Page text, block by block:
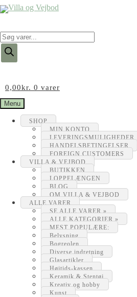
Products
search
0,00kr. 0 varer
Menu
SHOP
MIN KONTO
LEVERINGSMULIGHEDER
HANDELSBETINGELSER
FOREIGN CUSTOMERS
VILLA & VEJBOD
BUTIKKEN
LOPPELÆNGEN
BLOG
OM VILLA & VEJBOD
ALLE VARER
SE ALLE VARER »
ALLE KATEGORIER »
MEST POPULÆRE:
Belysning
Bogreolen
Diverse indretning
Glasartikler
Højtids-kassen
Keramik & Stentøj
Kreativ og hobby
Kunst